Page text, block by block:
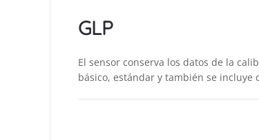
GLP
El sensor conserva los datos de la
básico, estándar y también se incluye